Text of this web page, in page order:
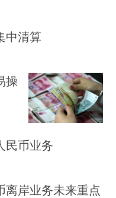
中清算
操
民币业务
离岸业务未来重点